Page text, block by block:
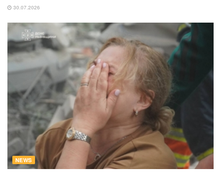
30.07.2026
NEWS